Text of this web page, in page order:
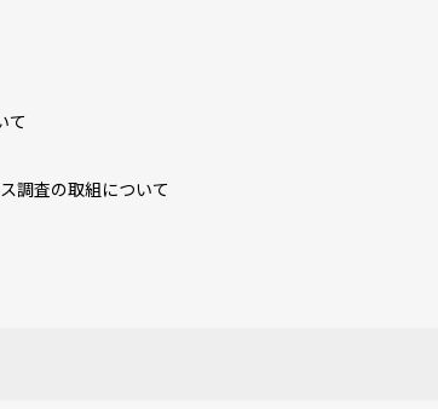
て
調査の取組について